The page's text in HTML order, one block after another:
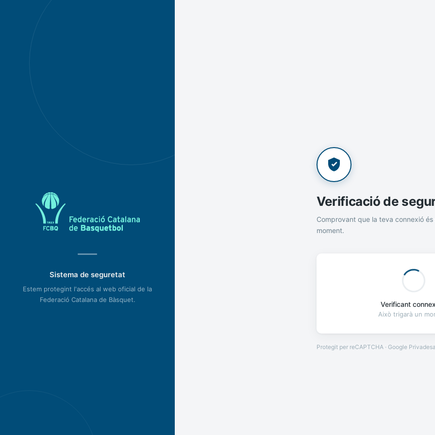
Sistema de seguretat
Estem protegint l'accés al web oficial de la
Federació Catalana de Bàsquet.
Verificació de
Comprovant que la teva connexió és
moment.
Verificant
Això trigarà un
Protegit per reCAPTCHA · Google Privadesa